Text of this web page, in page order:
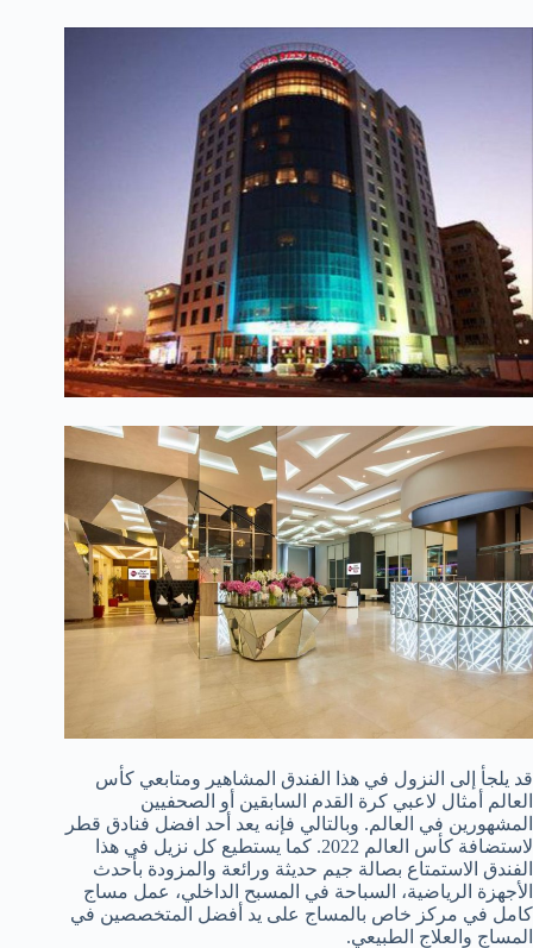
قد يلجأ إلى النزول في هذا الفندق المشاهير ومتابعي كأس
العالم أمثال لاعبي كرة القدم السابقين أو الصحفيين
المشهورين في العالم. وبالتالي فإنه يعد أحد افضل فنادق قطر
لاستضافة كأس العالم 2022. كما يستطيع كل نزيل في هذا
الفندق الاستمتاع بصالة جيم حديثة ورائعة والمزودة بأحدث
الأجهزة الرياضية، السباحة في المسبح الداخلي، عمل مساج
كامل في مركز خاص بالمساج على يد أفضل المتخصصين في
المساج والعلاج الطبيعي.